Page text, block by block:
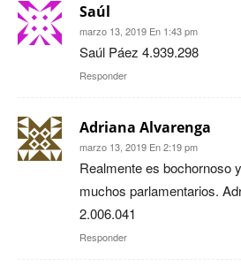
Saúl
marzo 13, 2019 En 1:43 pm
Saúl Páez 4.939.298
Responder
Adriana Alvarenga
marzo 13, 2019 En 2:19 pm
Realmente es bochornoso
muchos parlamentarios.
2.006.041
Responder